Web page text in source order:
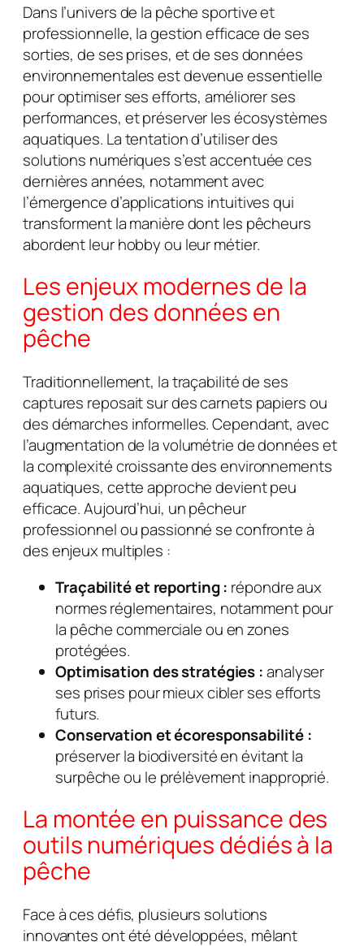
Dans l’univers de la pêche sportive et
professionnelle, la gestion efficace de ses
sorties, de ses prises, et de ses données
environnementales est devenue essentielle
pour optimiser ses efforts, améliorer ses
performances, et préserver les écosystèmes
aquatiques. La tentation d’utiliser des
solutions numériques s’est accentuée ces
dernières années, notamment avec
l’émergence d’applications intuitives qui
transforment la manière dont les pêcheurs
abordent leur hobby ou leur métier.
Les enjeux modernes de la
gestion des données en
pêche
Traditionnellement, la traçabilité de ses
captures reposait sur des carnets papiers ou
des démarches informelles. Cependant, avec
l’augmentation de la volumétrie de données et
la complexité croissante des environnements
aquatiques, cette approche devient peu
efficace. Aujourd’hui, un pêcheur
professionnel ou passionné se confronte à
des enjeux multiples :
Traçabilité et reporting : répondre aux
normes réglementaires, notamment pour
la pêche commerciale ou en zones
protégées.
Optimisation des stratégies :analyser
ses prises pour mieux cibler ses efforts
futurs.
Conservation et écoresponsabilité :
préserver la biodiversité en évitant la
surpêche ou le prélèvement inapproprié.
La montée en puissance des
outils numériques dédiés à la
pêche
Face à ces défis, plusieurs solutions
innovantes ont été développées, mêlant